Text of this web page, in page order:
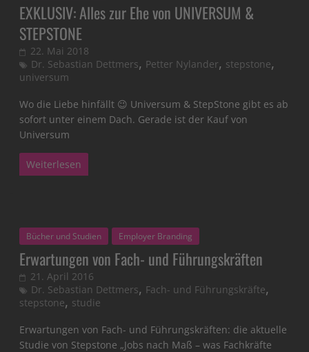
EXKLUSIV: Alles zur Ehe von UNIVERSUM &
STEPSTONE
22. Mai 2018
Dr. Sebastian Dettmers, Petter Nylander, stepstone,
universum
Wo die Liebe hinfällt 😉 Universum & StepStone gibt es ab
sofort unter einem Dach. Gerade ist der Kauf von
Universum
Weiterlesen
Bücher und Studien Employer Branding
Erwartungen von Fach- und Führungskräften
21. April 2016
Dr. Sebastian Dettmers, Fach- und Führungskräfte,
stepstone, studie
Erwartungen von Fach- und Führungskräften: die aktuelle
Studie von Stepstone „Jobs nach Maß – was Fachkräfte